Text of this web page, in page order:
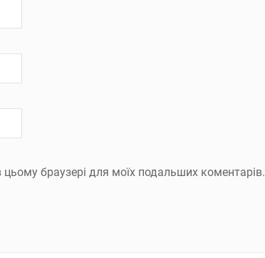
браузері для моїх подальших коментарів.